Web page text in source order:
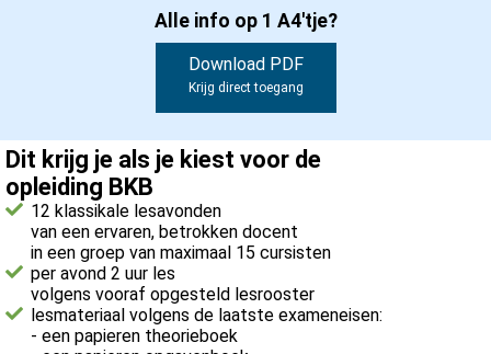
Alle info op 1 A4'tje?
Download PDF
Krijg direct toegang
Dit krijg je als je kiest voor de
opleiding BKB
12 klassikale lesavonden
van een ervaren, betrokken docent
in een groep van maximaal 15 cursisten
per avond 2 uur les
volgens vooraf opgesteld lesrooster
lesmateriaal volgens de laatste exameneisen:
- een papieren theorieboek